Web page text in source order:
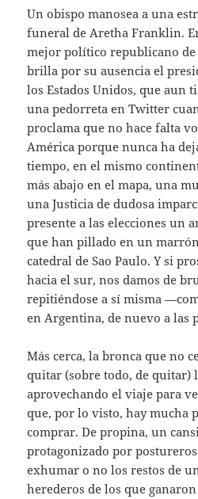
Un obispo manosea a una
funeral de Aretha Franklin.
mejor político republicano de
brilla por su ausencia el
los Estados Unidos, que aun
una pedorreta en Twitter
proclama que no hace falta
América porque nunca ha
tiempo, en el mismo
más abajo en el mapa, una
una Justicia de dudosa
presente a las elecciones un
que han pillado en un
catedral de Sao Paulo. Y si
hacia el sur, nos damos de
repitiéndose a sí misma
en Argentina, de nuevo a las
Más cerca, la bronca que no
quitar (sobre todo, de quitar)
aprovechando el viaje para
que, por lo visto, hay mucha
comprar. De propina, un
protagonizado por
exhumar o no los restos de
herederos de los que